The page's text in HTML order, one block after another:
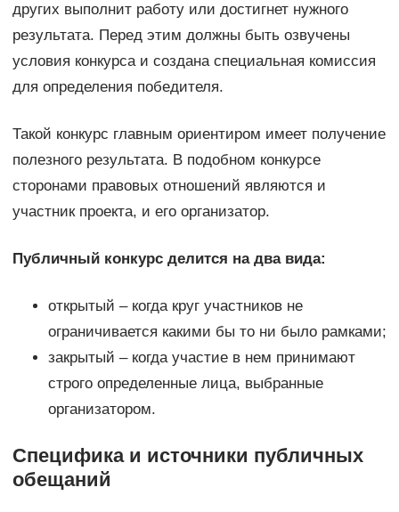
других выполнит работу или достигнет нужного
результата. Перед этим должны быть озвучены
условия конкурса и создана специальная комиссия
для определения победителя.
Такой конкурс главным ориентиром имеет получение
полезного результата. В подобном конкурсе
сторонами правовых отношений являются и
участник проекта, и его организатор.
Публичный конкурс делится на два вида:
открытый – когда круг участников не
ограничивается какими бы то ни было рамками;
закрытый – когда участие в нем принимают
строго определенные лица, выбранные
организатором.
Специфика и источники публичных
обещаний